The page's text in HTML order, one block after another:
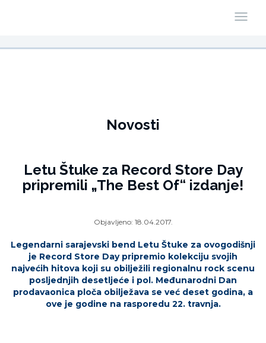
Novosti
Letu Štuke za Record Store Day
pripremili „The Best Of“ izdanje!
Objavljeno: 18.04.2017.
Legendarni sarajevski bend Letu Štuke za ovogodišnji
je Record Store Day pripremio kolekciju svojih
najvećih hitova koji su obilježili regionalnu rock scenu
posljednjih desetljeće i pol. Međunarodni Dan
prodavaonica ploča obilježava se već deset godina, a
ove je godine na rasporedu 22. travnja.